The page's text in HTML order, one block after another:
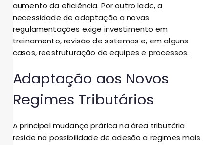
aumento da eficiência. Por outro lado, a
necessidade de adaptação a novas
regulamentações exige investimento em
treinamento, revisão de sistemas e, em alguns
casos, reestruturação de equipes e processos.
Adaptação aos Novos
Regimes Tributários
A principal mudança prática na área tributária
reside na possibilidade de adesão a regimes mais